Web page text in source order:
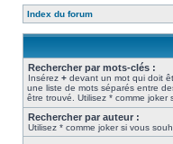
Index du forum
Rechercher par mots-clés :
Insérez + devant un mot qui doit
une liste de mots séparés entre
être trouvé. Utilisez * comme joker
Rechercher par auteur :
Utilisez * comme joker si vous